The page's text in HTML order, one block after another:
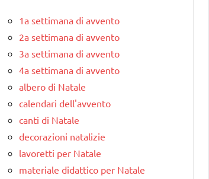
1a settimana di avvento
2a settimana di avvento
3a settimana di avvento
4a settimana di avvento
albero di Natale
calendari dell'avvento
canti di Natale
decorazioni natalizie
lavoretti per Natale
materiale didattico per Natale